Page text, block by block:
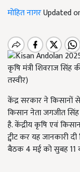
मोहित नागरUpdated
कृषि मंत्री शिवराज
तस्वीर)
केंद्र सरकार ने किसानों
किसान नेता जगजीत
है. केंद्रीय कृषि एवं
ट्वीट कर यह जानकारी
बैठक 4 मई को सुबह 11